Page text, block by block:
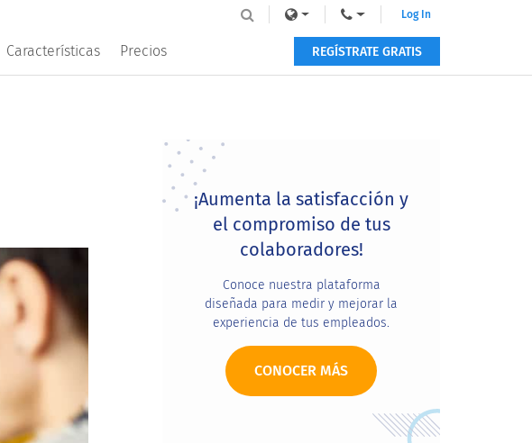
Características Precios
Log In
REGÍSTRATE GRATIS
Primary
Sidebar
¡Aumenta la satisfacción y
el compromiso de tus
colaboradores!
Conoce nuestra plataforma
diseñada para medir y mejorar la
experiencia de tus empleados.
CONOCER MÁS